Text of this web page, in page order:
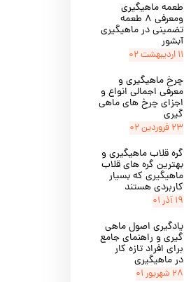
طعمه ماهیگیری
ومعرفی ۸ طعمه
تضمینی در ماهیگیری
آبشور
۱۱ اردیبهشت ۰۲
چرخ ماهیگیری و
معرفی اجمالی انواع و
اجزای چرخ های ماهی
گیری
۲۳ فروردین ۰۲
گره قلاب ماهیگیری و
بهترین گره های قلاب
ماهیگیری که بسیار
کاربردی هستند
۱۹ آذر ۰۱
یادگیری اصول ماهی
گیری و راهنمای جامع
برای افراد تازه کار
در ماهیگیری
۲۸ شهریور ۰۱